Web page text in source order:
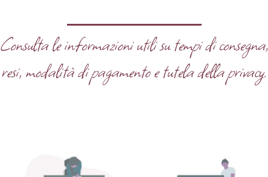
Consulta le informazioni utili su tempi di consegna,
resi, modalità di pagamento e tutela della privacy.